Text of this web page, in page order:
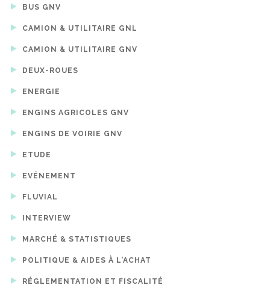
BUS GNV
CAMION & UTILITAIRE GNL
CAMION & UTILITAIRE GNV
DEUX-ROUES
ENERGIE
ENGINS AGRICOLES GNV
ENGINS DE VOIRIE GNV
ETUDE
EVÉNEMENT
FLUVIAL
INTERVIEW
MARCHÉ & STATISTIQUES
POLITIQUE & AIDES À L'ACHAT
RÉGLEMENTATION ET FISCALITÉ